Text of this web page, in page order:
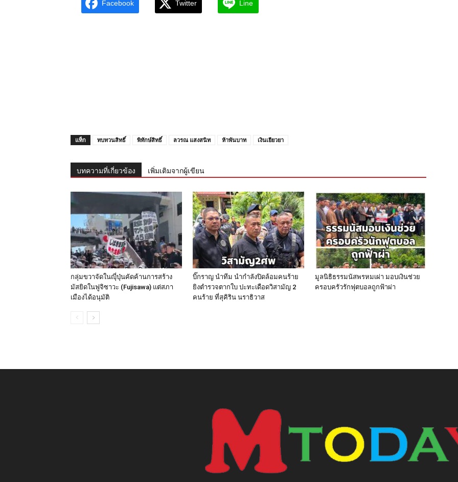
Facebook Twitter Line
แท็ก ทบทวนสิทธิ์ พิทักษ์สิทธิ์ ลวรณ แสงสนิท ห้าพันบาท เงินเยียวยา
บทความที่เกี่ยวข้อง เพิ่มเติมจากผู้เขียน
กลุ่มขวาจัดในญุี่ปุ่นคัดค้านการสร้าง
มัสยิดในฟูจิซาวะ (Fujisawa) แต่สภา
เมืองได้อนุมัติ
บิ๊กราญ นำทีม นำกำลังปิดล้อมคนร้าย
ยิงตำรวจตากใบ ปะทะเดือดวิสามัญ 2
คนร้าย ที่สุคิริน นราธิวาส
มูลนิธิธรรมนัสพรหมเผ่า มอบเงินช่วย
ครอบครัวรักฟุตบอลถูกฟ้าผ่า